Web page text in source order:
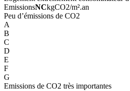
EmissionsNCkgCO2/m².an
Peu d’émissions de CO2
A
B
C
D
E
F
G
Emissions de CO2 très importantes